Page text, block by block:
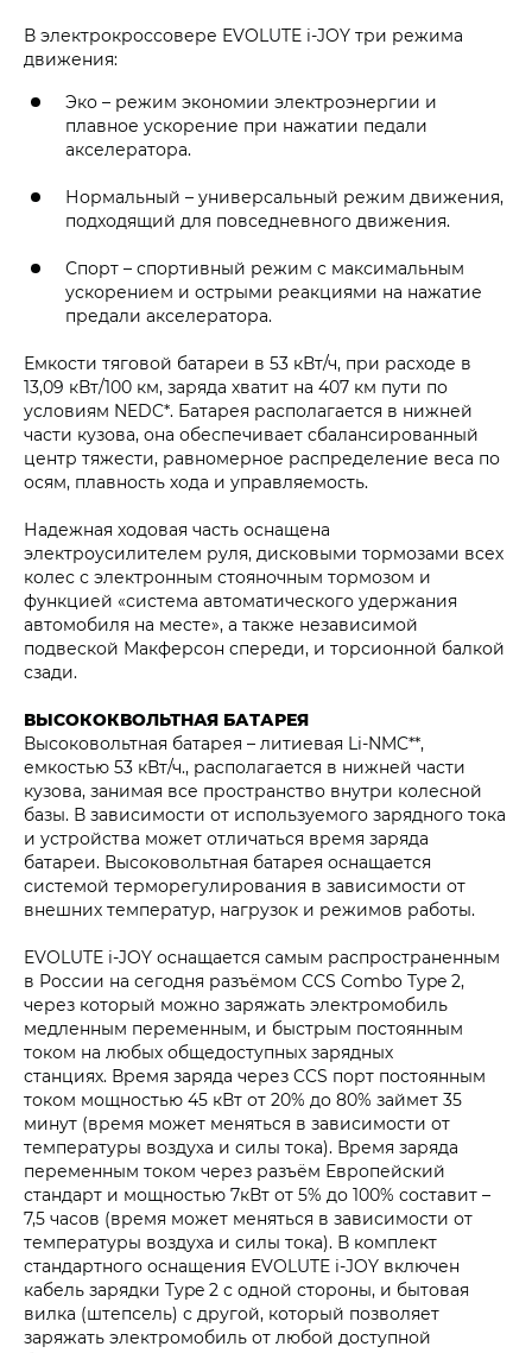
В электрокроссовере EVOLUTE i‑JOY три режима
движения:
Эко – режим экономии электроэнергии и
плавное ускорение при нажатии педали
акселератора.
Нормальный – универсальный режим движения,
подходящий для повседневного движения.
Спорт – спортивный режим с максимальным
ускорением и острыми реакциями на нажатие
предали акселератора.
Емкости тяговой батареи в 53 кВт/ч, при расходе в
13,09 кВт/100 км, заряда хватит на 407 км пути по
условиям NEDC*. Батарея располагается в нижней
части кузова, она обеспечивает сбалансированный
центр тяжести, равномерное распределение веса по
осям, плавность хода и управляемость.
Надежная ходовая часть оснащена
электроусилителем руля, дисковыми тормозами всех
колес с электронным стояночным тормозом и
функцией «система автоматического удержания
автомобиля на месте», а также независимой
подвеской Макферсон спереди, и торсионной балкой
сзади.
ВЫСОКОКВОЛЬТНАЯ БАТАРЕЯ
Высоковольтная батарея – литиевая Li-NMC**,
емкостью 53 кВт/ч., располагается в нижней части
кузова, занимая все пространство внутри колесной
базы. В зависимости от используемого зарядного тока
и устройства может отличаться время заряда
батареи. Высоковольтная батарея оснащается
системой терморегулирования в зависимости от
внешних температур, нагрузок и режимов работы.
EVOLUTE i‑JOY оснащается самым распространенным
в России на сегодня разъёмом CCS Combo Type 2,
через который можно заряжать электромобиль
медленным переменным, и быстрым постоянным
током на любых общедоступных зарядных
станциях. Время заряда через CCS порт постоянным
током мощностью 45 кВт от 20% до 80% займет 35
минут (время может меняться в зависимости от
температуры воздуха и силы тока). Время заряда
переменным током через разъём Европейский
стандарт и мощностью 7кВт от 5% до 100% составит –
7,5 часов (время может меняться в зависимости от
температуры воздуха и силы тока). В комплект
стандартного оснащения EVOLUTE i‑JOY включен
кабель зарядки Type 2 с одной стороны, и бытовая
вилка (штепсель) с другой, который позволяет
заряжать электромобиль от любой доступной